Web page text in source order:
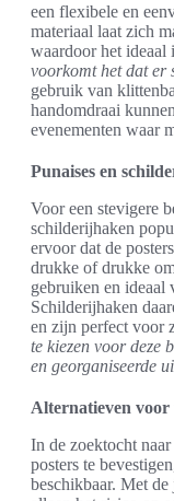
een flexibele en
materiaal laat zich
waardoor het
voorkomt het dat er
gebruik van
handomdraai
evenementen waar
Punaises en
Voor een stevigere
schilderijhaken
ervoor dat de
drukke of drukke
gebruiken en ideaal
Schilderijhaken
en zijn perfect voor
te kiezen voor deze
en georganiseerde
Alternatieven voor
In de zoektocht
posters te
beschikbaar. Met